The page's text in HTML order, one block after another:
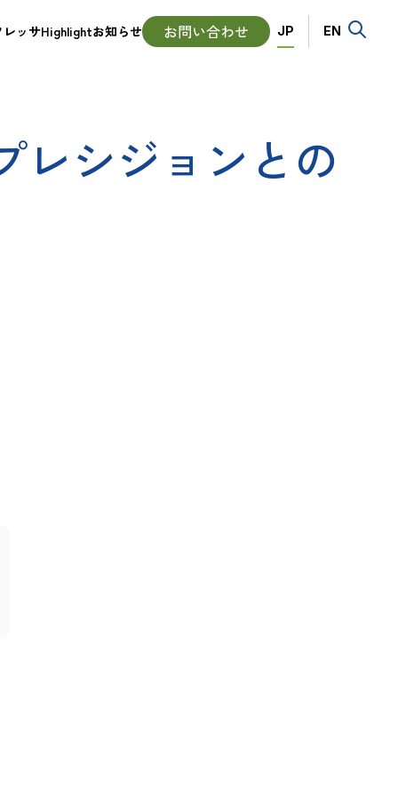
レッサHighlightお知らせ お問い合わせ Language
JP EN
レシジョンとの